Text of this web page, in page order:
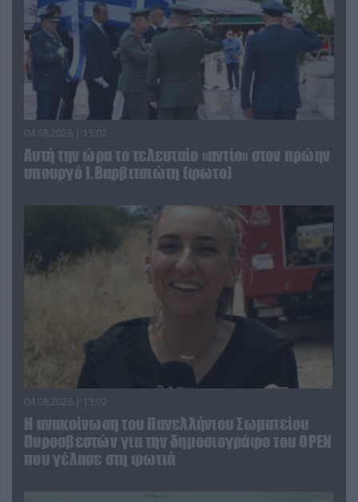
04.08.2026 | 15:02
Αυτή την ώρα το τελευταίο «αντίο» στον πρώην
υπουργό Ι.Βαρβιτσιώτη (φωτο)
04.08.2026 | 13:02
Η ανακοίνωση του Πανελλήνιου Σωματείου
Πυροσβεστών για την δημοσιογράφο του OPEN
που γέλασε στη φωτιά